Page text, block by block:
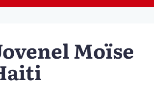
Moïse